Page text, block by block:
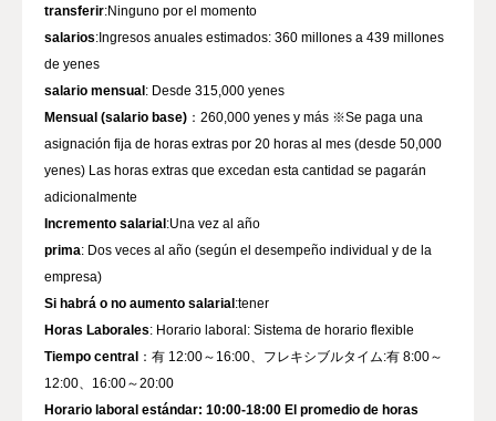
transferir
salarios:Ingresos anuales estimados: 360 millones a 439 millones
salario mensual
Mensual (salario base) ：260,000 yenes y más ※Se paga una
asignación fija de horas extras por 20 horas al mes (desde 50,000
yenes) Las horas extras que excedan esta cantidad se pagarán
Incremento salarial
prima: Dos veces al año (según el desempeño individual y de la
Si habrá o no aumento salarial
Horas Laborales
Tiempo central ：有 12:00～16:00、フレキシブルタイム:有 8:00～
Horario laboral estándar: 10:00-18:00 El promedio de horas